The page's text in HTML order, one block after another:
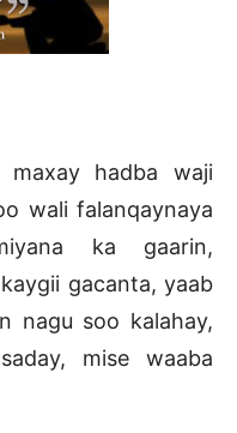
maxay hadba waji
wali falanqaynaya
ka gaarin,
gacanta, yaab
nagu soo kalahay,
mise waaba